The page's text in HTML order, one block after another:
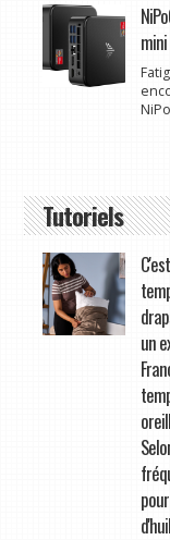
Tutoriels
un